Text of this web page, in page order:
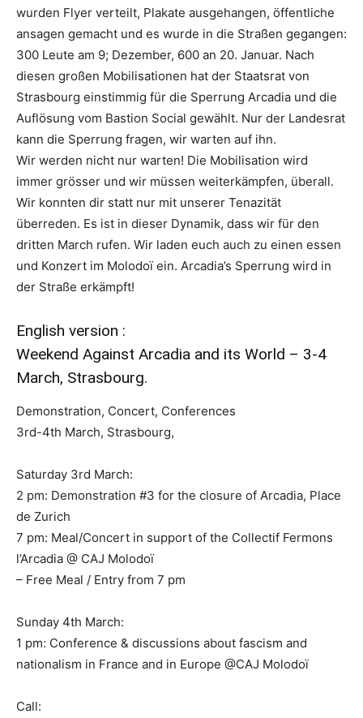
wurden Flyer verteilt, Plakate ausgehangen, öffentliche
ansagen gemacht und es wurde in die Straßen gegangen:
300 Leute am 9; Dezember, 600 an 20. Januar. Nach
diesen großen Mobilisationen hat der Staatsrat von
Strasbourg einstimmig für die Sperrung Arcadia und die
Auflösung vom Bastion Social gewählt. Nur der Landesrat
kann die Sperrung fragen, wir warten auf ihn.
Wir werden nicht nur warten! Die Mobilisation wird
immer grösser und wir müssen weiterkämpfen, überall.
Wir konnten dir statt nur mit unserer Tenazität
überreden. Es ist in dieser Dynamik, dass wir für den
dritten March rufen. Wir laden euch auch zu einen essen
und Konzert im Molodoï ein. Arcadia’s Sperrung wird in
der Straße erkämpft!
English version :
Weekend Against Arcadia and its World – 3-4
March, Strasbourg.
Demonstration, Concert, Conferences
3rd-4th March, Strasbourg,
Saturday 3rd March:
2 pm: Demonstration #3 for the closure of Arcadia, Place
de Zurich
7 pm: Meal/Concert in support of the Collectif Fermons
l’Arcadia @ CAJ Molodoï
– Free Meal / Entry from 7 pm
Sunday 4th March:
1 pm: Conference & discussions about fascism and
nationalism in France and in Europe @CAJ Molodoï
Call: